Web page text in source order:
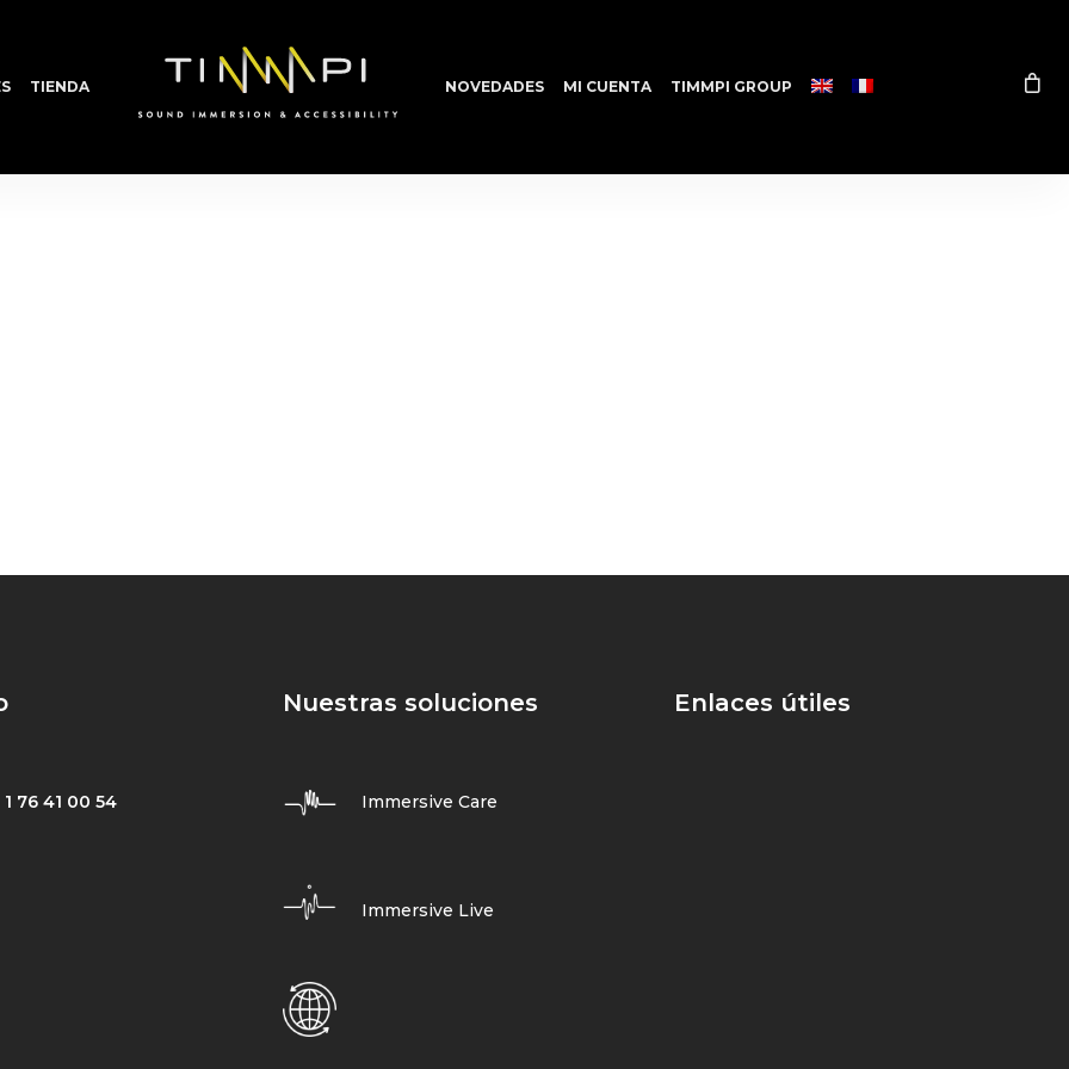
TIENDA NOVEDADES MI CUENTA TIMMPI GROUP
1 76 41 00 54
Nuestras soluciones
Immersive Care
Immersive Live
Enlaces útiles